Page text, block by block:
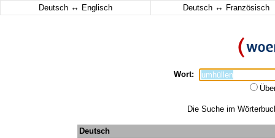
Deutsch ↔ Englisch Deutsch ↔ Französisch
Wort:
Die Suche im
Deutsch